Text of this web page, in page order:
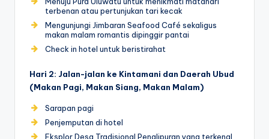
terbenan atau pertunjukan tari kecak
Mengunjungi Jimbaran Seafood Café sekaligus
makan malam romantis dipinggir pantai
Check in hotel untuk beristirahat
Hari 2: Jalan-jalan ke Kintamani dan Daerah Ubud
(Makan Pagi, Makan Siang, Makan Malam)
Sarapan pagi
Penjemputan di hotel
Eksplor Desa Tradisional Penglipuran yang terkenal